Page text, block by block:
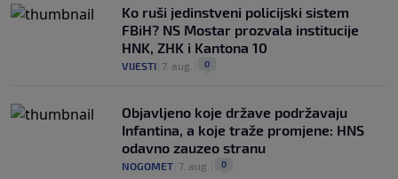
Ko ruši jedinstveni policijski sistem
FBiH? NS Mostar prozvala institucije
HNK, ZHK i Kantona 10
VIJESTI 7. aug. 0
Objavljeno koje države podržavaju
Infantina, a koje traže promjene: HNS
odavno zauzeo stranu
NOGOMET 7. aug. 0